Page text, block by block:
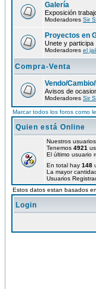
Galería
Exposición
Moderadores Sir
Proyectos en
Unete y participa
Moderadores el
Compra-Venta
Vendo/
Avisos de
Moderadores Sir
Marcar todos los foros como
Quien está Online
Nuestros
Tenemos 4921
El último usuario
En total hay 148
La mayor
Usuarios
Estos datos estan basados
Login